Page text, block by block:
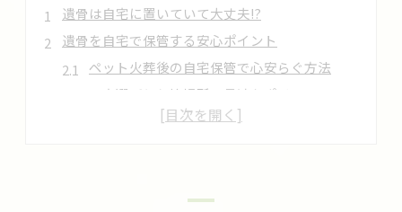
遺骨は自宅に置いていて大丈夫!?
遺骨を自宅で保管する安心ポイント
ペット火葬後の自宅保管で心安らぐ方法
骨壺選びと保管場所の最適なポイント
ペット火葬の遺骨に適した湿度管理法
ペット火葬後も遺骨は手元に置ける？